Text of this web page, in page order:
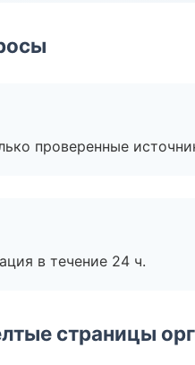
проверенные
в течение 24 ч.
страницы